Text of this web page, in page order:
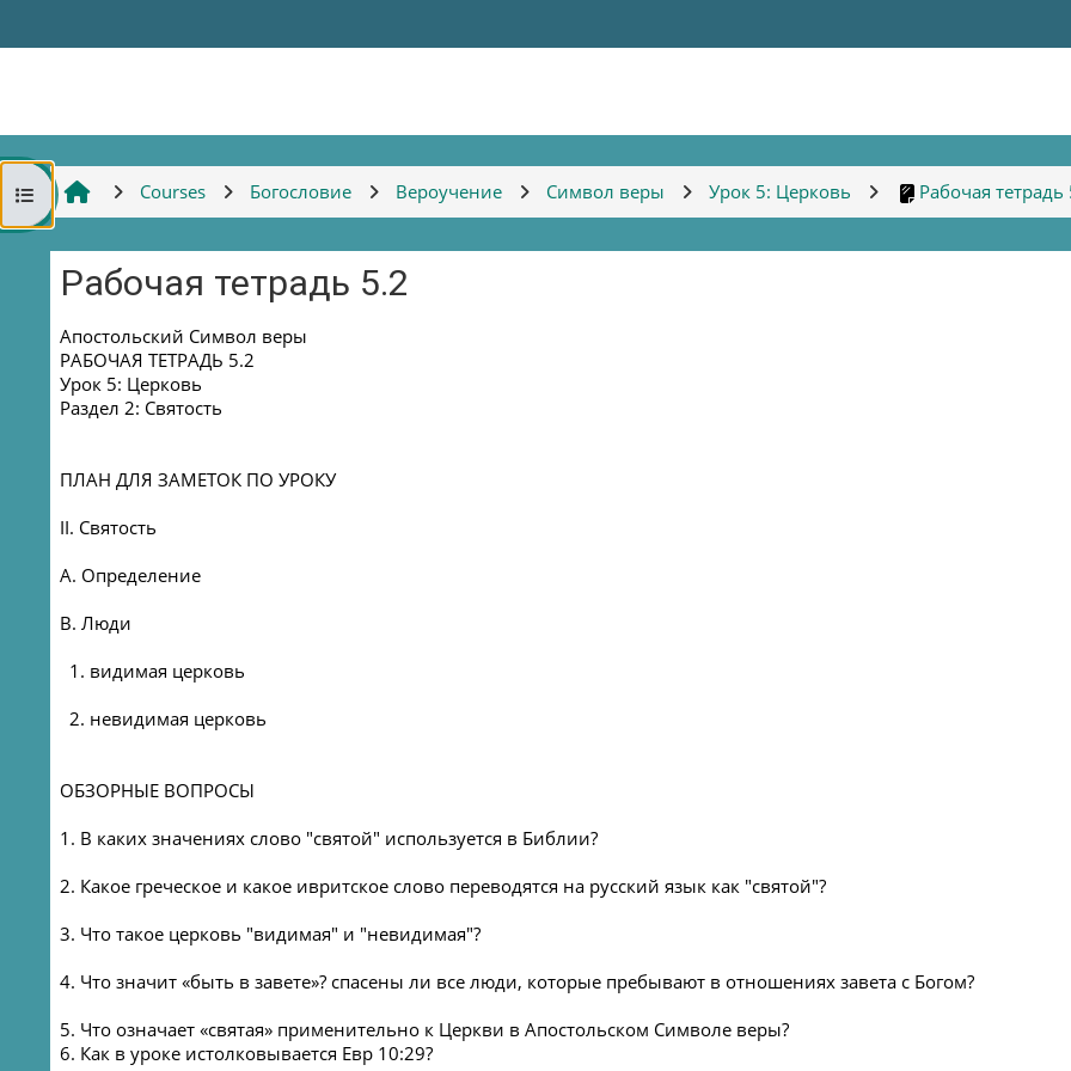
Open course indexCourses Богословие Вероучение Символ веры Урок 5: Церковь Рабочая тетрадь
Рабочая тетрадь 5.2
Completion requirements
Апостольский Символ веры
РАБОЧАЯ ТЕТРАДЬ 5.2
Урок 5: Церковь
Раздел 2: Святость
ПЛАН ДЛЯ ЗАМЕТОК ПО УРОКУ
II. Святость
A. Определение
B. Люди
1. видимая церковь
2. невидимая церковь
ОБЗОРНЫЕ ВОПРОСЫ
1. В каких значениях слово "святой" используется в Библии?
2. Какое греческое и какое ивритское слово переводятся на русский язык как "святой"?
3. Что такое церковь "видимая" и "невидимая"?
4. Что значит «быть в завете»? спасены ли все люди, которые пребывают в отношениях завета с Богом?
5. Что означает «святая» применительно к Церкви в Апостольском Символе веры?
6. Как в уроке истолковывается Евр 10:29?